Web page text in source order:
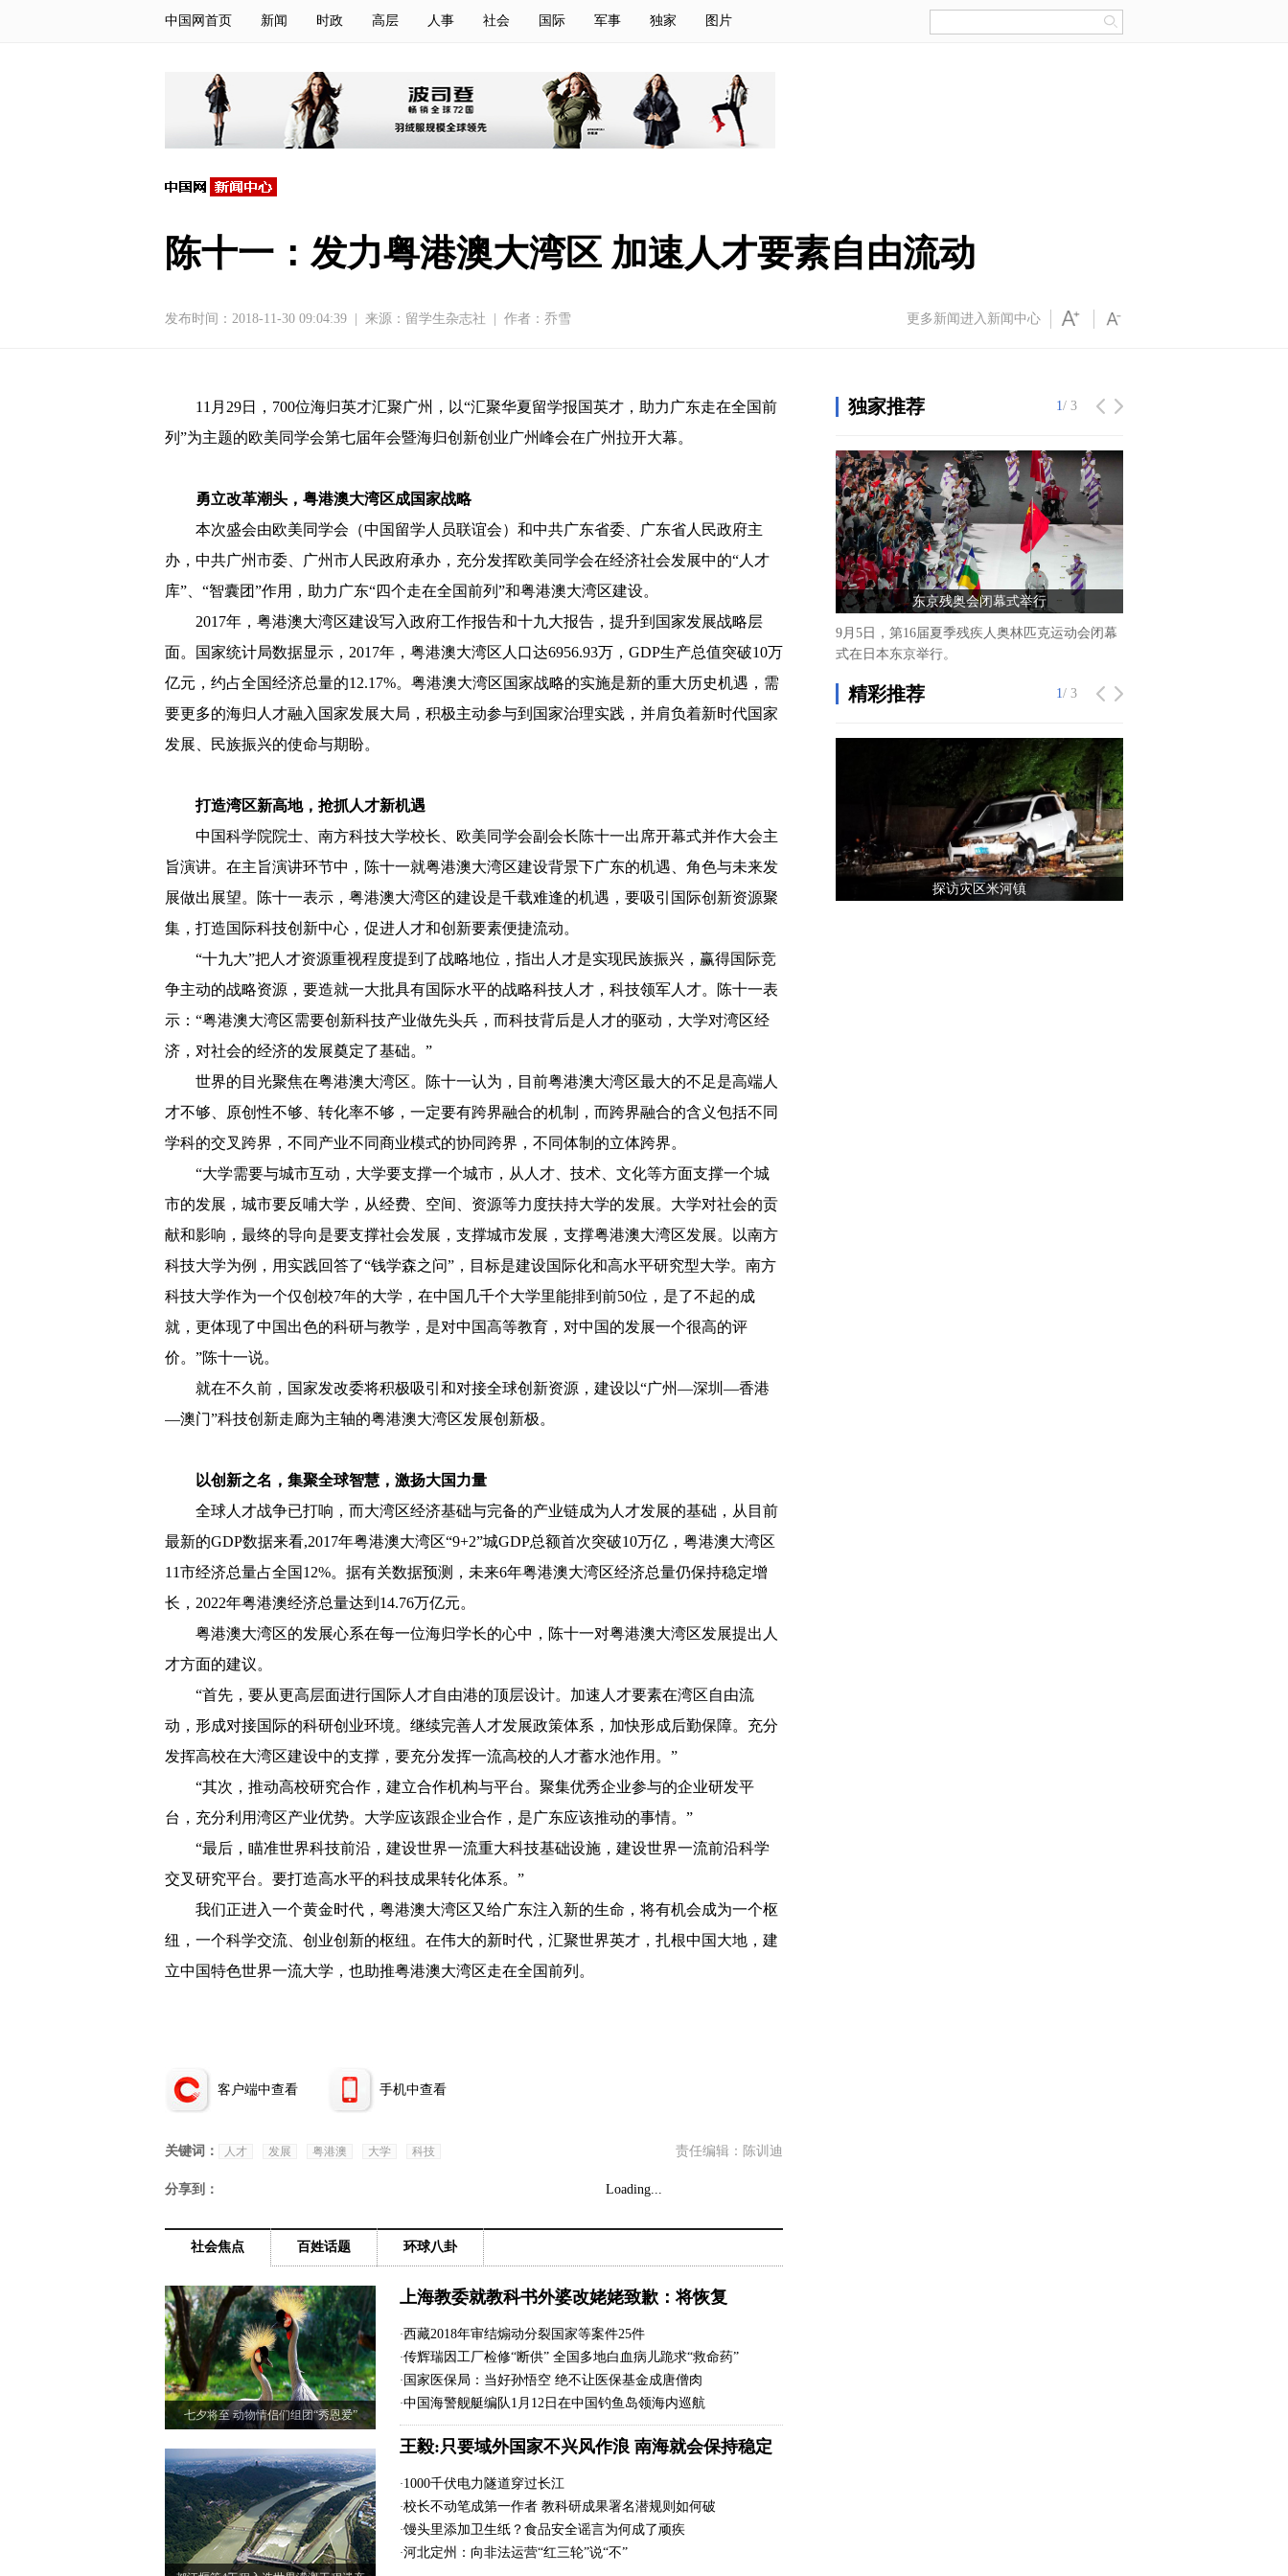
中国网首页 新闻 时政 高层 人事 社会 国际 军事 独家 图片
陈十一：发力粤港澳大湾区 加速人才要素自由流动
发布时间：2018-11-30 09:04:39 来源：留学生杂志社 作者：乔雪 更多新闻进入新闻中心
11月29日，700位海归英才汇聚广州，以“汇聚华夏留学报国英才，助力广东走在全国前
列”为主题的欧美同学会第七届年会暨海归创新创业广州峰会在广州拉开大幕。
勇立改革潮头，粤港澳大湾区成国家战略
本次盛会由欧美同学会（中国留学人员联谊会）和中共广东省委、广东省人民政府主
办，中共广州市委、广州市人民政府承办，充分发挥欧美同学会在经济社会发展中的“人才
库”、“智囊团”作用，助力广东“四个走在全国前列”和粤港澳大湾区建设。
2017年，粤港澳大湾区建设写入政府工作报告和十九大报告，提升到国家发展战略层
面。国家统计局数据显示，2017年，粤港澳大湾区人口达6956.93万，GDP生产总值突破10万
亿元，约占全国经济总量的12.17%。粤港澳大湾区国家战略的实施是新的重大历史机遇，需
要更多的海归人才融入国家发展大局，积极主动参与到国家治理实践，并肩负着新时代国家
发展、民族振兴的使命与期盼。
打造湾区新高地，抢抓人才新机遇
中国科学院院士、南方科技大学校长、欧美同学会副会长陈十一出席开幕式并作大会主
旨演讲。在主旨演讲环节中，陈十一就粤港澳大湾区建设背景下广东的机遇、角色与未来发
展做出展望。陈十一表示，粤港澳大湾区的建设是千载难逢的机遇，要吸引国际创新资源聚
集，打造国际科技创新中心，促进人才和创新要素便捷流动。
“十九大”把人才资源重视程度提到了战略地位，指出人才是实现民族振兴，赢得国际竞
争主动的战略资源，要造就一大批具有国际水平的战略科技人才，科技领军人才。陈十一表
示：“粤港澳大湾区需要创新科技产业做先头兵，而科技背后是人才的驱动，大学对湾区经
济，对社会的经济的发展奠定了基础。”
世界的目光聚焦在粤港澳大湾区。陈十一认为，目前粤港澳大湾区最大的不足是高端人
才不够、原创性不够、转化率不够，一定要有跨界融合的机制，而跨界融合的含义包括不同
学科的交叉跨界，不同产业不同商业模式的协同跨界，不同体制的立体跨界。
“大学需要与城市互动，大学要支撑一个城市，从人才、技术、文化等方面支撑一个城
市的发展，城市要反哺大学，从经费、空间、资源等力度扶持大学的发展。大学对社会的贡
献和影响，最终的导向是要支撑社会发展，支撑城市发展，支撑粤港澳大湾区发展。以南方
科技大学为例，用实践回答了“钱学森之问”，目标是建设国际化和高水平研究型大学。南方
科技大学作为一个仅创校7年的大学，在中国几千个大学里能排到前50位，是了不起的成
就，更体现了中国出色的科研与教学，是对中国高等教育，对中国的发展一个很高的评
价。”陈十一说。
就在不久前，国家发改委将积极吸引和对接全球创新资源，建设以“广州—深圳—香港
—澳门”科技创新走廊为主轴的粤港澳大湾区发展创新极。
以创新之名，集聚全球智慧，激扬大国力量
全球人才战争已打响，而大湾区经济基础与完备的产业链成为人才发展的基础，从目前
最新的GDP数据来看,2017年粤港澳大湾区“9+2”城GDP总额首次突破10万亿，粤港澳大湾区
11市经济总量占全国12%。据有关数据预测，未来6年粤港澳大湾区经济总量仍保持稳定增
长，2022年粤港澳经济总量达到14.76万亿元。
粤港澳大湾区的发展心系在每一位海归学长的心中，陈十一对粤港澳大湾区发展提出人
才方面的建议。
“首先，要从更高层面进行国际人才自由港的顶层设计。加速人才要素在湾区自由流
动，形成对接国际的科研创业环境。继续完善人才发展政策体系，加快形成后勤保障。充分
发挥高校在大湾区建设中的支撑，要充分发挥一流高校的人才蓄水池作用。”
“其次，推动高校研究合作，建立合作机构与平台。聚集优秀企业参与的企业研发平
台，充分利用湾区产业优势。大学应该跟企业合作，是广东应该推动的事情。”
“最后，瞄准世界科技前沿，建设世界一流重大科技基础设施，建设世界一流前沿科学
交叉研究平台。要打造高水平的科技成果转化体系。”
我们正进入一个黄金时代，粤港澳大湾区又给广东注入新的生命，将有机会成为一个枢
纽，一个科学交流、创业创新的枢纽。在伟大的新时代，汇聚世界英才，扎根中国大地，建
立中国特色世界一流大学，也助推粤港澳大湾区走在全国前列。
客户端中查看 手机中查看
关键词： 人才 发展 粤港澳 大学 科技 责任编辑：陈训迪
分享到： Loading...